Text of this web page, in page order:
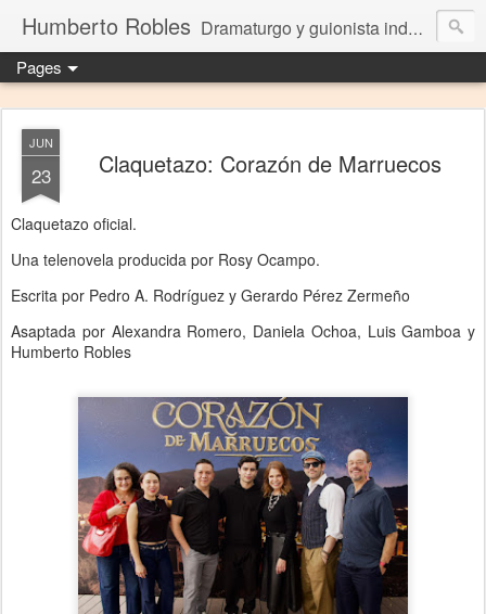
Humberto Robles Dramaturgo y guionista independiente
Pages
JUN
23 Claquetazo: Corazón de Marruecos
Claquetazo oficial.
Una telenovela producida por Rosy Ocampo.
Escrita por Pedro A. Rodríguez y Gerardo Pérez Zermeño
Asaptada por Alexandra Romero, Daniela Ochoa, Luis Gamboa y
Humberto Robles